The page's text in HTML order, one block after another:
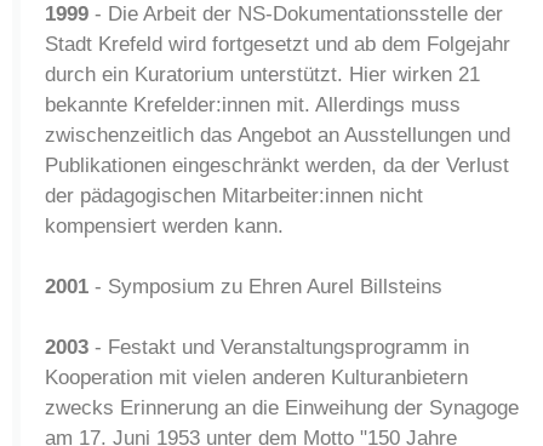
1999 - Die Arbeit der NS-Dokumentationsstelle der
Stadt Krefeld wird fortgesetzt und ab dem Folgejahr
durch ein Kuratorium unterstützt. Hier wirken 21
bekannte Krefelder:innen mit. Allerdings muss
zwischenzeitlich das Angebot an Ausstellungen und
Publikationen eingeschränkt werden, da der Verlust
der pädagogischen Mitarbeiter:innen nicht
kompensiert werden kann.
2001 - Symposium zu Ehren Aurel Billsteins
2003 - Festakt und Veranstaltungsprogramm in
Kooperation mit vielen anderen Kulturanbietern
zwecks Erinnerung an die Einweihung der Synagoge
am 17. Juni 1953 unter dem Motto "150 Jahre